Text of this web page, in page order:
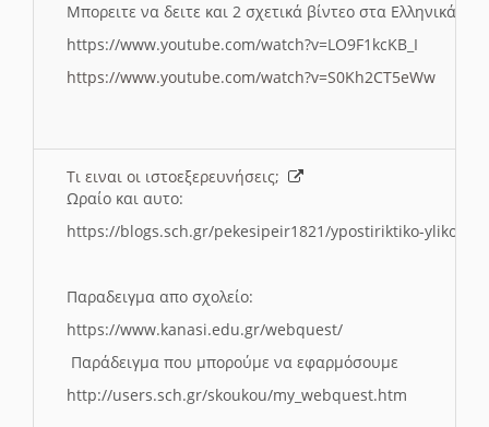
Μπορειτε να δειτε και 2 σχετικά βίντεο στα Ελληνικά:
https://www.youtube.com/watch?v=LO9F1kcKB_I
https://www.youtube.com/watch?v=S0Kh2CT5eWw
Τι ειναι οι ιστοεξερευνήσεις;
Ωραίο και αυτο:
https://blogs.sch.gr/pekesipeir1821/ypostiriktiko-yliko/
Παραδειγμα απο σχολείο:
https://www.kanasi.edu.gr/webquest/
Παράδειγμα που μπορούμε να εφαρμόσουμε
http://users.sch.gr/skoukou/my_webquest.htm